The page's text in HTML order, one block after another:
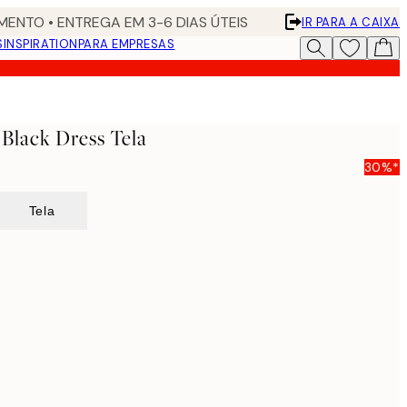
• ENTREGA EM 3-6 DIAS ÚTEIS
IR PARA A CAIXA
INSPIRATIONPARA EMPRESAS
Dress Tela
30%*
Tela